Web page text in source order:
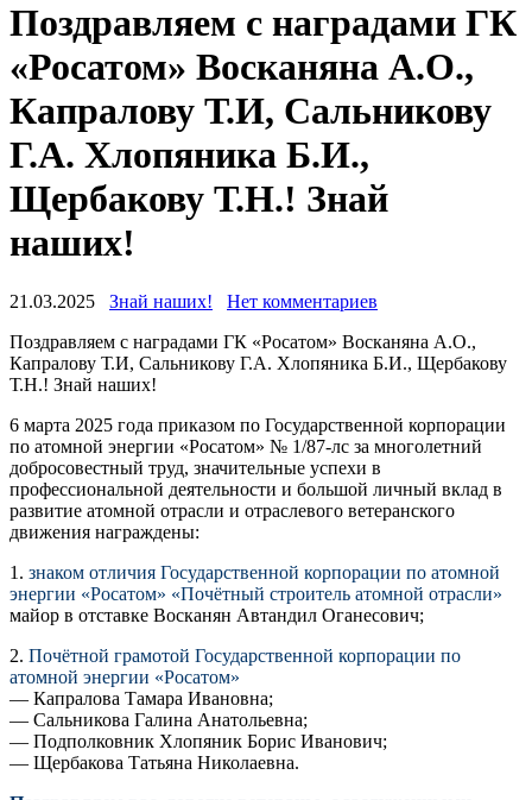
Поздравляем с наградами ГК
«Росатом» Восканяна А.О.,
Капралову Т.И, Сальникову
Г.А. Хлопяника Б.И.,
Щербакову Т.Н.! Знай
наших!
21.03.2025 Знай наших!
Нет комментариев
Поздравляем с наградами ГК «Росатом» Восканяна А.О.,
Капралову Т.И, Сальникову Г.А. Хлопяника Б.И., Щербакову
Т.Н.! Знай наших!
6 марта 2025 года приказом по Государственной корпорации
по атомной энергии «Росатом» № 1/87-лс за многолетний
добросовестный труд, значительные успехи в
профессиональной деятельности и большой личный вклад в
развитие атомной отрасли и отраслевого ветеранского
движения награждены:
1. знаком отличия Государственной корпорации по атомной
энергии «Росатом» «Почётный строитель атомной отрасли»
майор в отставке Восканян Автандил Оганесович;
2. Почётной грамотой Государственной корпорации по
атомной энергии «Росатом»
— Капралова Тамара Ивановна;
— Сальникова Галина Анатольевна;
— Подполковник Хлопяник Борис Иванович;
— Щербакова Татьяна Николаевна.